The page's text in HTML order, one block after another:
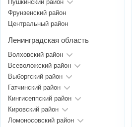
Пушкинский район
Фрунзенский район
Центральный район
Ленинградская область
Волховский район
Всеволожский район
Выборгский район
Гатчинский район
Кингисеппский район
Кировский район
Ломоносовский район